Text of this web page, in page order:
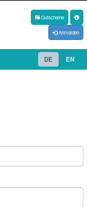
Gutscheine
Anmelden
EN
DE